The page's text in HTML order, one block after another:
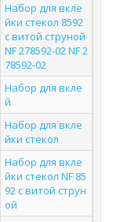
Набор для вкле
йки стекол 8592
с витой струной
NF 278592-02 NF 2
78592-02
Набор для вкле
й
Набор для вкле
йки стекол
Набор для вкле
йки стекол NF 85
92 с витой струн
ой